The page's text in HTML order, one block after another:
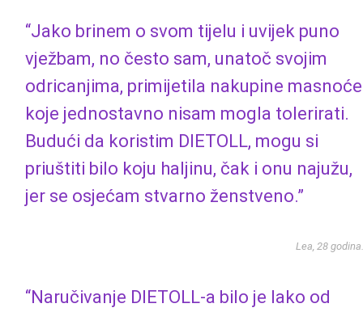
“Jako brinem o svom tijelu i uvijek puno
vježbam, no često sam, unatoč svojim
odricanjima, primijetila nakupine masnoće
koje jednostavno nisam mogla tolerirati.
Budući da koristim DIETOLL, mogu si
priuštiti bilo koju haljinu, čak i onu najužu,
jer se osjećam stvarno ženstveno.”
Lea, 28 godina.
“Naručivanje DIETOLL-a bilo je lako od